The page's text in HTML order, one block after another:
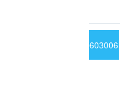
603006